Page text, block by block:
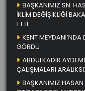
BAŞKANIMIZ SN.
İKLİM DEĞİŞİKLİĞİ
ETTİ
KENT MEYDANI’NDA
GÖRDÜ
ABDULKADİR
ÇALIŞMALARI
BAŞKANIMIZ HASAN